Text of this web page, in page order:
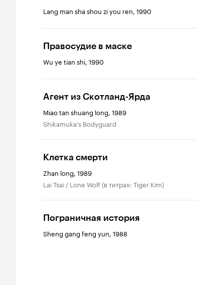
Lang man sha shou zi you ren, 1990
Правосудие в маске
Wu ye tian shi, 1990
Агент из Скотланд-Ярда
Miao tan shuang long, 1989
Shikamuka's Bodyguard
Клетка смерти
Zhan long, 1989
Lai Tsai / Lone Wolf (в титрах: Tiger Kim)
Пограничная история
Sheng gang feng yun, 1988